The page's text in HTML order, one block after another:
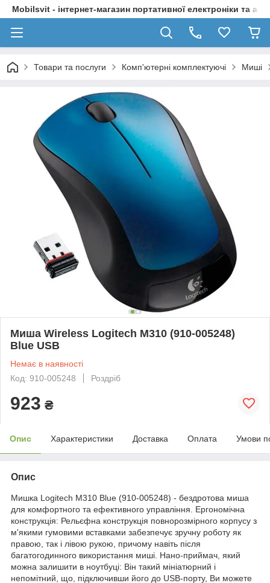
Mobilsvit - інтернет-магазин портативної електроніки та
Товари та послуги Комп'ютерні комплектуючі Миші
Миша Wireless Logitech M310 (910-005248)
Blue USB
Немає в наявності
Код: 910-005248
Роздріб
923 ₴
Опис Характеристики Доставка Оплата Умови
Опис
Мишка Logitech M310 Blue (910-005248) - бездротова миша
для комфортного та ефективного управління. Ергономічна
конструкція: Рельєфна конструкція повнорозмірного корпусу з
м'якими гумовими вставками забезпечує зручну роботу як
правою, так і лівою рукою, причому навіть після
багатогодинного використання миші. Нано-приймач, який
можна залишити в ноутбуці: Він такий мініатюрний і
непомітний, що, підключивши його до USB-порту, Ви можете